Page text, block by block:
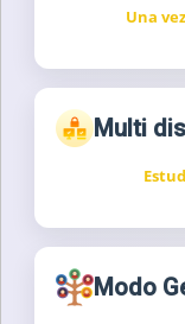
Una
Multi
Modo